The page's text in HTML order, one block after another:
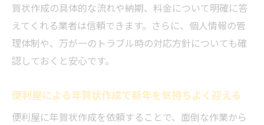
賀状作成の具体的な流れや納期、料金について明確に答
えてくれる業者は信頼できます。さらに、個人情報の管
理体制や、万が一のトラブル時の対応方針についても確
認しておくと安心です。
便利屋による年賀状作成で新年を気持ちよく迎える
便利屋に年賀状作成を依頼することで、面倒な作業から